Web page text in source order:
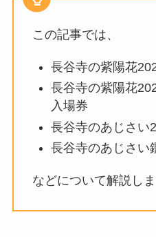
この記事では、
長谷寺の紫陽花
長谷寺の紫陽花
入場券
長谷寺のあじさい
長谷寺のあじさい
などについて解説しま